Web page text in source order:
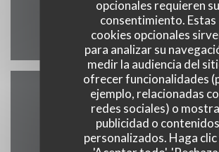
opcionales requieren su
consentimiento. Estas
cookies opcionales
para analizar su
medir la audiencia del
ofrecer funcionalidades
ejemplo, relacionadas
redes sociales) o
publicidad o contenidos
personalizados. Haga clic
Facebook
Contacto